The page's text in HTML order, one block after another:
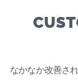
なかなか改善さ